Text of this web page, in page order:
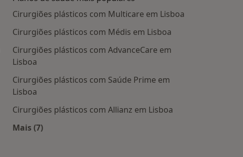
Cirurgiões plásticos com Multicare em Lisboa
Cirurgiões plásticos com Médis em Lisboa
Cirurgiões plásticos com AdvanceCare em
Lisboa
Cirurgiões plásticos com Saúde Prime em
Lisboa
Cirurgiões plásticos com Allianz em Lisboa
Mais (7)